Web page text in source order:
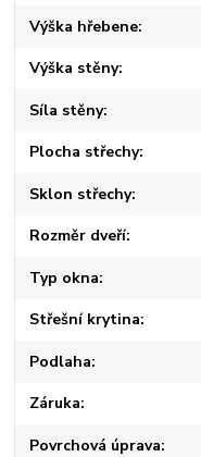
Výška hřebene
Výška stěny
Síla stěny
Plocha střechy
Sklon střechy
Rozměr dveří
Typ okna
Střešní krytina
Podlaha
Záruka
Povrchová úprava